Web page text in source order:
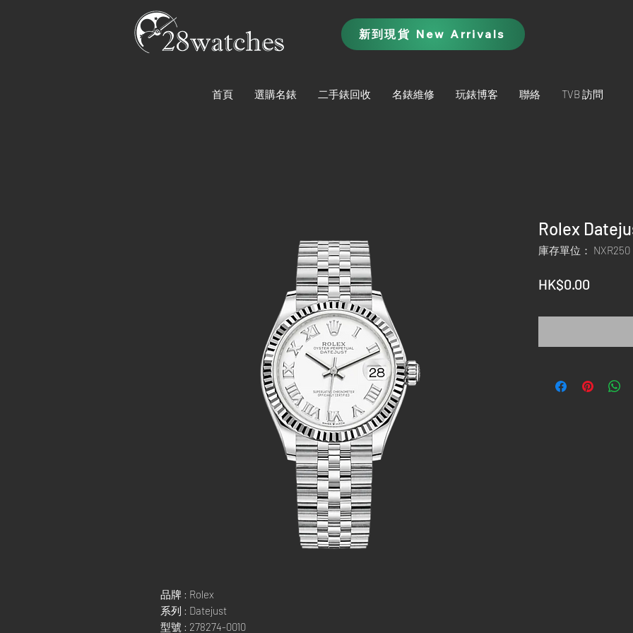
新到現貨 New Arrivals
首頁 選購名錶 二手錶回收 名錶維修 玩錶博客 聯絡 TVB 訪問
品牌 : Rolex
系列 : Datejust
型號 : 278274-0010
Rolex
庫存單位： NXR250
HK$0.00